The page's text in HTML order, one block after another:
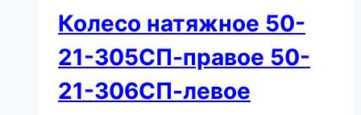
Колесо натяжное 50-
21-305СП-правое 50-
21-306СП-левое